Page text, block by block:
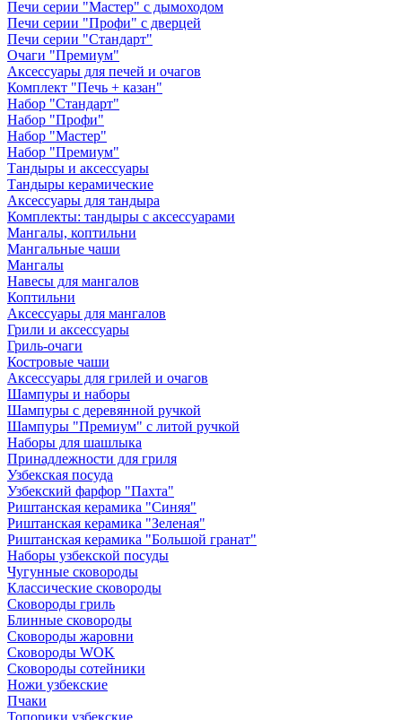
Печи серии "Мастер" с дымоходом
Печи серии "Профи" с дверцей
Печи серии "Стандарт"
Очаги "Премиум"
Аксессуары для печей и очагов
Комплект "Печь + казан"
Набор "Стандарт"
Набор "Профи"
Набор "Мастер"
Набор "Премиум"
Тандыры и аксессуары
Тандыры керамические
Аксессуары для тандыра
Комплекты: тандыры с аксессуарами
Мангалы, коптильни
Мангальные чаши
Мангалы
Навесы для мангалов
Коптильни
Аксессуары для мангалов
Грили и аксессуары
Гриль-очаги
Костровые чаши
Аксессуары для грилей и очагов
Шампуры и наборы
Шампуры с деревянной ручкой
Шампуры "Премиум" с литой ручкой
Наборы для шашлыка
Принадлежности для гриля
Узбекская посуда
Узбекский фарфор "Пахта"
Риштанская керамика "Синяя"
Риштанская керамика "Зеленая"
Риштанская керамика "Большой гранат"
Наборы узбекской посуды
Чугунные сковороды
Классические сковороды
Сковороды гриль
Блинные сковороды
Сковороды жаровни
Сковороды WOK
Сковороды сотейники
Ножи узбекские
Пчаки
Топорики узбекские